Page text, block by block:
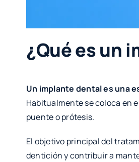
¿Qué es un
Un implante dental es una
Habitualmente se coloca en
puente o prótesis.
El objetivo principal del
dentición y contribuir a